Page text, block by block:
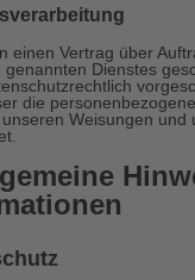
einen Vertrag über
genannten Dienstes
die
Weisungen und